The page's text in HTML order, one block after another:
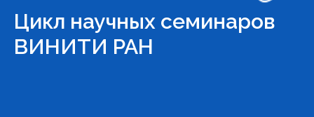
Цикл научных семинаров
ВИНИТИ РАН